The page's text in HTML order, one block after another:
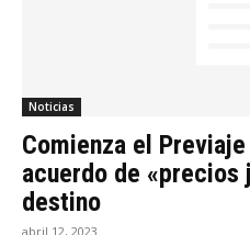
Noticias
Comienza el
acuerdo de «precios
destino
abril 12, 2023